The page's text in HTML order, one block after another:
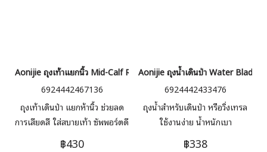
Aonijie ถุงเท้าแยกนิ้ว Mid-Calf Roe Socks
6924442467136
ถุงเท้าเดินป่า แยกห้านิ้ว ช่วยลด
การเสียดสี ใส่สบายเท้า ซัพพอร์ตดี
฿430
Aonijie ถุงน้ำเดินป่า Water Bladder
6924442433476
ถุงน้ำสำหรับเดินป่า หรือวิ่งเทรล
ใช้งานง่าย น้ำหนักเบา
฿338